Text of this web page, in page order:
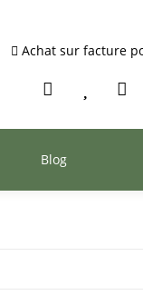
Achat sur facture
Blog